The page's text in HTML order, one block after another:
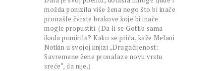
možda ponizila više žena nego što bi inače
pronašle čvrste brakove koje bi inače
mogle propustiti. (Da li se Gotlib sama
ikada pomirila? Kako se priča, kaže Melani
Notkin u svojoj knjizi „Drugačijenost:
Savremene žene pronalaze novu vrstu
sreće“, da nije.)